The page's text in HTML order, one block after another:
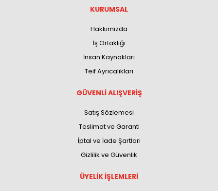
KURUMSAL
Hakkımızda
İş Ortaklığı
İnsan Kaynakları
Teif Ayrıcalıkları
GÜVENLİ ALIŞVERİŞ
Satış Sözlemesi
Teslimat ve Garanti
İptal ve İade Şartları
Gizlilik ve Güvenlik
ÜYELİK İŞLEMLERİ